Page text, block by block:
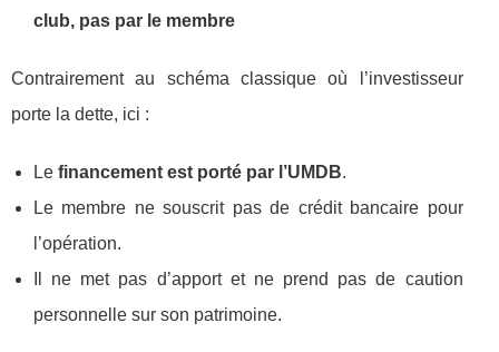
club, pas par le membre
Contrairement au schéma classique où l’investisseur
porte la dette, ici :
Le financement est porté par l’UMDB.
Le membre ne souscrit pas de crédit bancaire pour
l’opération.
Il ne met pas d’apport et ne prend pas de caution
personnelle sur son patrimoine.